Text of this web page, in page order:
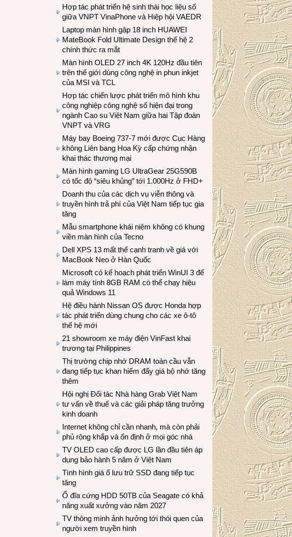
Hợp tác phát triển hệ sinh thái học liệu số
giữa VNPT VinaPhone và Hiệp hội VAEDR
Laptop màn hình gập 18 inch HUAWEI
MateBook Fold Ultimate Design thế hệ 2
chính thức ra mắt
Màn hình OLED 27 inch 4K 120Hz đầu tiên
trên thế giới dùng công nghệ in phun inkjet
của MSI và TCL
Hợp tác chiến lược phát triển mô hình khu
công nghiệp công nghệ số hiện đại trong
ngành Cao su Việt Nam giữa hai Tập đoàn
VNPT và VRG
Máy bay Boeing 737-7 mới được Cục Hàng
không Liên bang Hoa Kỳ cấp chứng nhận
khai thác thương mại
Màn hình gaming LG UltraGear 25G590B
có tốc độ “siêu khủng” tới 1.000Hz ở FHD+
Doanh thu của các dịch vụ viễn thông và
truyền hình trả phí của Việt Nam tiếp tục gia
tăng
Mẫu smartphone khái niệm không có khung
viền màn hình của Tecno
Dell XPS 13 mất thế cạnh tranh về giá với
MacBook Neo ở Hàn Quốc
Microsoft có kế hoạch phát triển WinUI 3 để
làm máy tính 8GB RAM có thể chạy hiệu
quả Windows 11
Hệ điều hành Nissan OS được Honda hợp
tác phát triển dùng chung cho các xe ô-tô
thế hệ mới
21 showroom xe máy điện VinFast khai
trương tại Philippines
Thị trường chip nhớ DRAM toàn cầu vẫn
đang tiếp tục khan hiếm đẩy giá bộ nhớ tăng
thêm
Hội nghị Đối tác Nhà hàng Grab Việt Nam
tư vấn về thuế và các giải pháp tăng trưởng
kinh doanh
Internet không chỉ cần nhanh, mà còn phải
phủ rộng khắp và ổn định ở mọi góc nhà
TV OLED cao cấp được LG lần đầu tiên áp
dụng bảo hành 5 năm ở Việt Nam
Tình hình giá ổ lưu trữ SSD đang tiếp tục
tăng
Ổ đĩa cứng HDD 50TB của Seagate có khả
năng xuất xưởng vào năm 2027
TV thông minh ảnh hưởng tới thói quen của
người xem truyền hình